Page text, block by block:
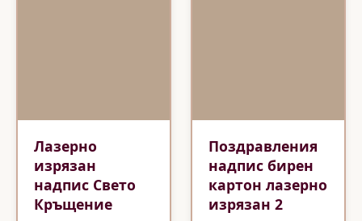
Лазерно
изрязан
надпис Свето
Кръщение
Поздравления
надпис бирен
картон лазерно
изрязан 2